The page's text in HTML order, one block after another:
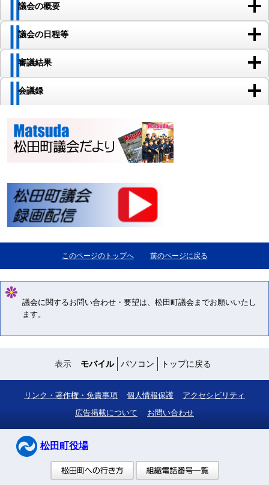
議会の概要
議会の日程等
審議結果
会議録
このページのトップへ 前のページに戻る
議会に関するお問い合わせ・要望は、松田町議会までお願いいたし
ます。
表示 モバイル パソコン トップに戻る
リンク・著作権・免責事項 個人情報保護
アクセシビリティ
広告掲載について
お問い合わせ
松田町役場
松田町への行き方